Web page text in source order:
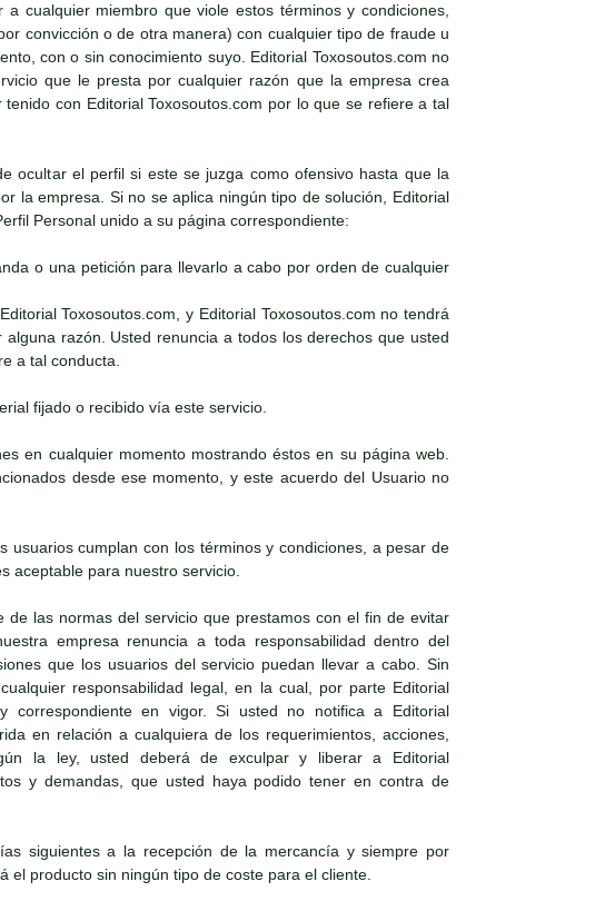
cualquier miembro que viole estos términos y condiciones,
convicción o de otra manera) con cualquier tipo de fraude u
con o sin conocimiento suyo. Editorial Toxosoutos.com no
que le presta por cualquier razón que la empresa crea
con Editorial Toxosoutos.com por lo que se refiere a tal
ocultar el perfil si este se juzga como ofensivo hasta que la
la empresa. Si no se aplica ningún tipo de solución, Editorial
Personal unido a su página correspondiente:
o una petición para llevarlo a cabo por orden de cualquier
Toxosoutos.com, y Editorial Toxosoutos.com no tendrá
razón. Usted renuncia a todos los derechos que usted
a tal conducta.
fijado o recibido vía este servicio.
en cualquier momento mostrando éstos en su página web.
desde ese momento, y este acuerdo del Usuario no
usuarios cumplan con los términos y condiciones, a pesar de
aceptable para nuestro servicio.
las normas del servicio que prestamos con el fin de evitar
empresa renuncia a toda responsabilidad dentro del
que los usuarios del servicio puedan llevar a cabo. Sin
responsabilidad legal, en la cual, por parte Editorial
en vigor. Si usted no notifica a Editorial
en relación a cualquiera de los requerimientos, acciones,
la ley, usted deberá de exculpar y liberar a Editorial
y demandas, que usted haya podido tener en contra de
siguientes a la recepción de la mercancía y siempre por
el producto sin ningún tipo de coste para el cliente.